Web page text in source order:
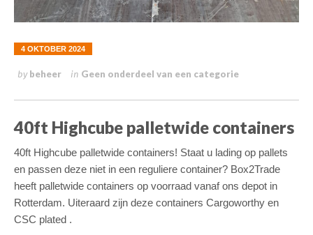
4 OKTOBER 2024
by beheer in Geen onderdeel van een categorie
40ft Highcube palletwide containers
40ft Highcube palletwide containers! Staat u lading op pallets
en passen deze niet in een reguliere container? Box2Trade
heeft palletwide containers op voorraad vanaf ons depot in
Rotterdam. Uiteraard zijn deze containers Cargoworthy en
CSC plated .